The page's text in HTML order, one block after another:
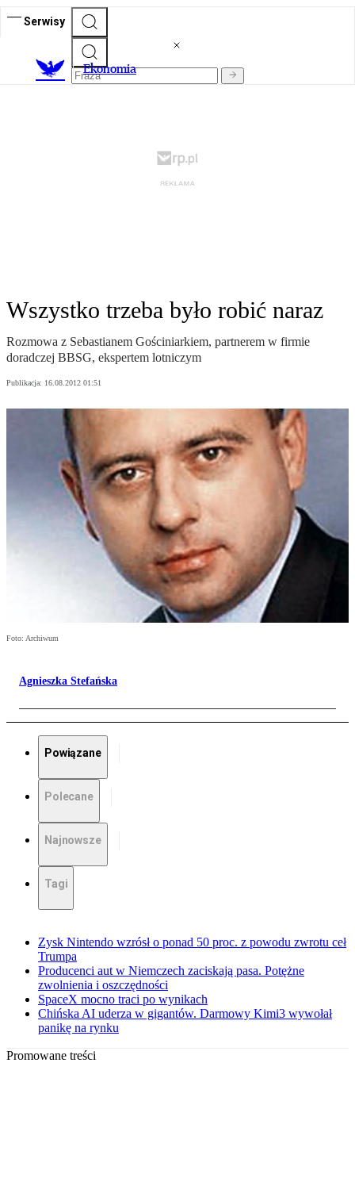
Serwisy
Ekonomia
Wszystko trzeba było robić naraz
Rozmowa z Sebastianem Gościniarkiem, partnerem w firmie
doradczej BBSG, ekspertem lotniczym
Publikacja: 16.08.2012 01:51
Foto: Archiwum
Agnieszka Stefańska
Powiązane
Polecane
Najnowsze
Tagi
Zysk Nintendo wzrósł o ponad 50 proc. z powodu zwrotu ceł
Trumpa
Producenci aut w Niemczech zaciskają pasa. Potężne
zwolnienia i oszczędności
SpaceX mocno traci po wynikach
Chińska AI uderza w gigantów. Darmowy Kimi3 wywołał
panikę na rynku
Promowane treści